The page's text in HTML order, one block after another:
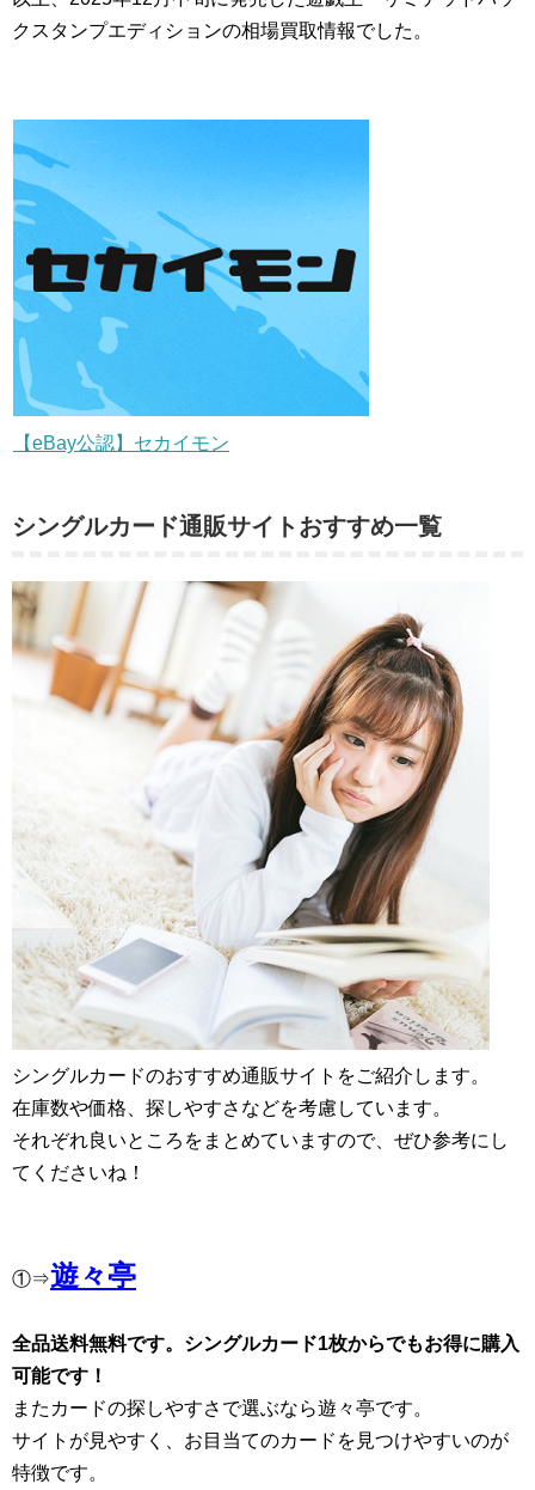
クスタンプエディションの相場買取情報でした。
【eBay公認】セカイモン
シングルカード通販サイトおすすめ一覧
シングルカードのおすすめ通販サイトをご紹介します。
在庫数や価格、探しやすさなどを考慮しています。
それぞれ良いところをまとめていますので、ぜひ参考にし
てくださいね！
①⇒遊々亭
全品送料無料です。シングルカード1枚からでもお得に購入
可能です！
またカードの探しやすさで選ぶなら遊々亭です。
サイトが見やすく、お目当てのカードを見つけやすいのが
特徴です。